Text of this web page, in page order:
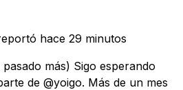
hace 29 minutos
más) Sigo esperando
de @yoigo. Más de un mes